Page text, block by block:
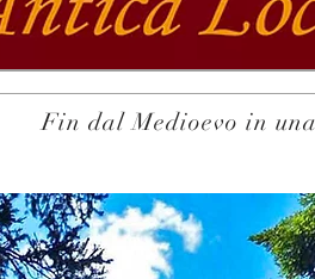
Fin dal Medioevo in